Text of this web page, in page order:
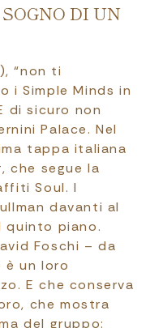
DI UN
“non ti
i Simple Minds in
di sicuro non
Palace. Nel
tappa italiana
che segue la
Soul. I
davanti al
quinto piano.
Foschi – da
è un loro
E che conserva
che mostra
del gruppo: